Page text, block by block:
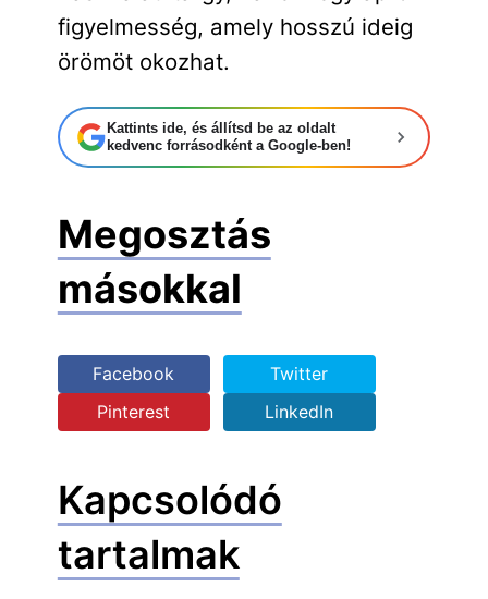
figyelmesség, amely hosszú ideig
örömöt okozhat.
Kattints ide, és állítsd be az oldalt
kedvenc forrásodként a Google-ben!
Megosztás
másokkal
Facebook
Twitter
Pinterest
LinkedIn
Kapcsolódó
tartalmak